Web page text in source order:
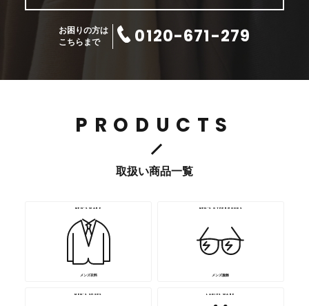
お困りの方は
こちらまで
0120-671-279
PRODUCTS
取扱い商品一覧
MEN’S WARE
メンズ衣料
MEN’S OTHERGOODS
メンズ服飾
MEN’S SHOES LADIES WARE